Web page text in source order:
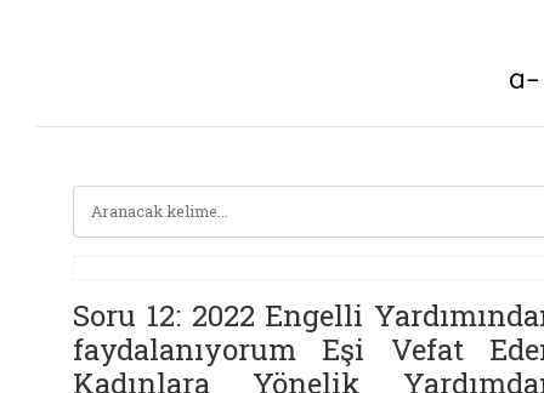
Soru 12: 2022 Engelli
faydalanıyorum Eşi Vefat
Kadınlara Yönelik